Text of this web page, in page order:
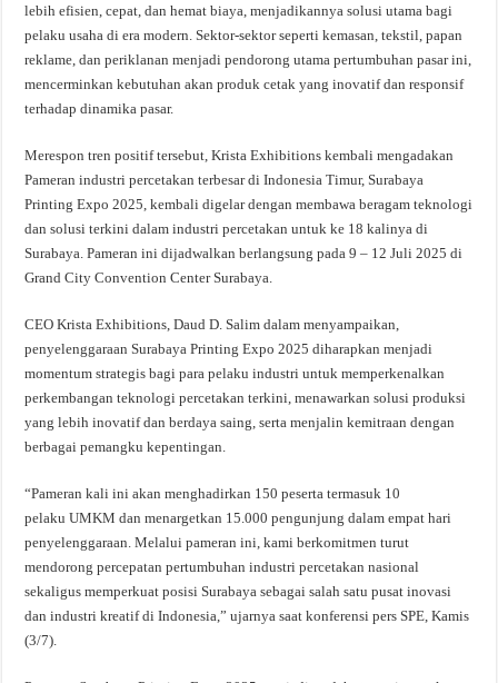
lebih efisien, cepat, dan hemat biaya, menjadikannya solusi utama bagi
pelaku usaha di era modern. Sektor-sektor seperti kemasan, tekstil, papan
reklame, dan periklanan menjadi pendorong utama pertumbuhan pasar ini,
mencerminkan kebutuhan akan produk cetak yang inovatif dan responsif
terhadap dinamika pasar.
Merespon tren positif tersebut, Krista Exhibitions kembali mengadakan
Pameran industri percetakan terbesar di Indonesia Timur, Surabaya
Printing Expo 2025, kembali digelar dengan membawa beragam teknologi
dan solusi terkini dalam industri percetakan untuk ke 18 kalinya di
Surabaya. Pameran ini dijadwalkan berlangsung pada 9 – 12 Juli 2025 di
Grand City Convention Center Surabaya.
CEO Krista Exhibitions, Daud D. Salim dalam menyampaikan,
penyelenggaraan Surabaya Printing Expo 2025 diharapkan menjadi
momentum strategis bagi para pelaku industri untuk memperkenalkan
perkembangan teknologi percetakan terkini, menawarkan solusi produksi
yang lebih inovatif dan berdaya saing, serta menjalin kemitraan dengan
berbagai pemangku kepentingan.
“Pameran kali ini akan menghadirkan 150 peserta termasuk 10
pelaku UMKM dan menargetkan 15.000 pengunjung dalam empat hari
penyelenggaraan. Melalui pameran ini, kami berkomitmen turut
mendorong percepatan pertumbuhan industri percetakan nasional
sekaligus memperkuat posisi Surabaya sebagai salah satu pusat inovasi
dan industri kreatif di Indonesia,” ujarnya saat konferensi pers SPE, Kamis
(3/7).